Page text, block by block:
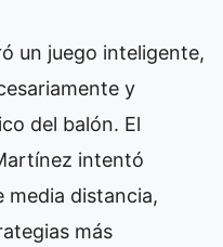
un juego inteligente,
y
del balón. El
intentó
media distancia,
más